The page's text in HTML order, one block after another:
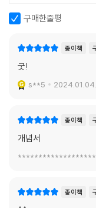
구매한줄평
종이책
굿!
s**5 2024.01.04.
종이책
개념서
종이책